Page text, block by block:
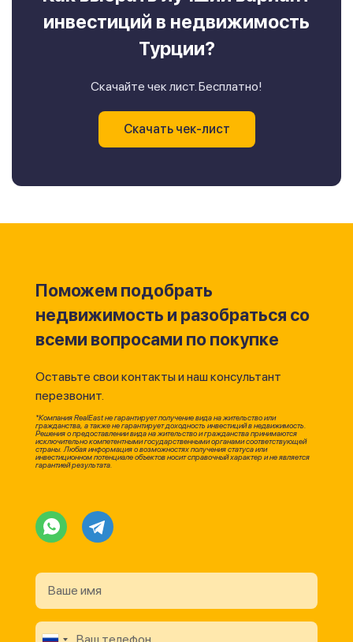
инвестиций в недвижимость
Турции?
Скачайте чек лист. Бесплатно!
Скачать чек-лист
Поможем подобрать
недвижимость и разобраться со
всеми вопросами по покупке
Оставьте свои контакты и наш консультант
перезвонит.
*Компания RealEast не гарантирует получение вида на жительство или
гражданства, а также не гарантирует доходность инвестиций в недвижимость.
Решения о предоставлении вида на жительство и гражданства принимаются
исключительно компетентными государственными органами соответствующей
страны. Любая информация о возможностях получения статуса или
инвестиционном потенциале объектов носит справочный характер и не является
гарантией результата.